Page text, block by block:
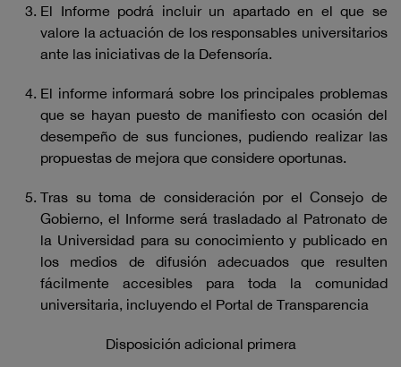
El Informe podrá incluir un apartado en el que se
valore la actuación de los responsables universitarios
ante las iniciativas de la Defensoría.
El informe informará sobre los principales problemas
que se hayan puesto de manifiesto con ocasión del
desempeño de sus funciones, pudiendo realizar las
propuestas de mejora que considere oportunas.
Tras su toma de consideración por el Consejo de
Gobierno, el Informe será trasladado al Patronato de
la Universidad para su conocimiento y publicado en
los medios de difusión adecuados que resulten
fácilmente accesibles para toda la comunidad
universitaria, incluyendo el Portal de Transparencia
Disposición adicional primera